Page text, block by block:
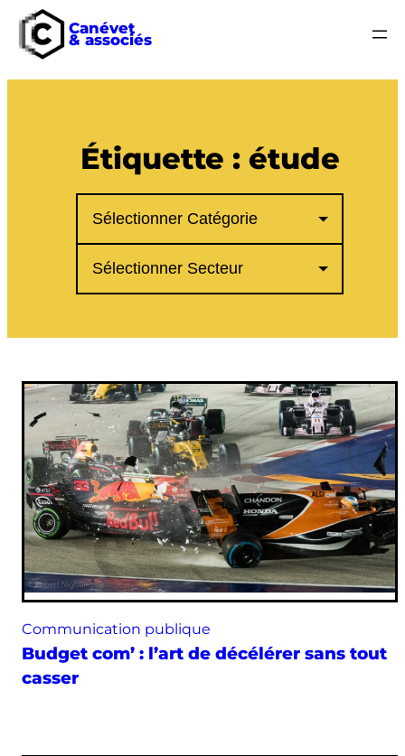
Canévet
& associés
Étiquette : étude
Communication publique
Budget com’ : l’art de décélérer sans tout
casser